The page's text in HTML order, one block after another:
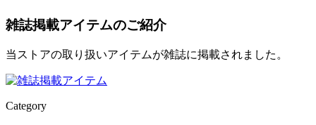
雑誌掲載アイテムのご紹介
当ストアの取り扱いアイテムが雑誌に掲載されました。
Category